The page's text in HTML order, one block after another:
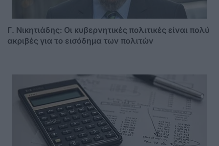
Γ. Νικητιάδης: Οι κυβερνητικές πολιτικές είναι πολύ
ακριβές για το εισόδημα των πολιτών